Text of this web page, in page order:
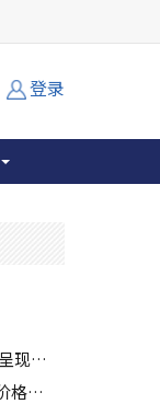
登录
【香港】市场观望氛围浓厚，EMMC部分价格呈现下滑趋势
【台湾地区】供应端对于Wafer仍保持信心，价格微幅上扬且惜售态度不变